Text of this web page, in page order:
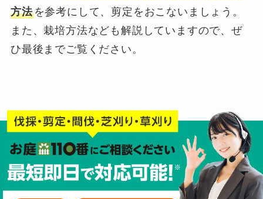
方法を参考にして、剪定をおこないましょう。
また、栽培方法なども解説していますので、ぜ
ひ最後までご覧ください。